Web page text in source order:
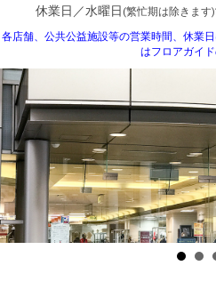
休業日／水曜日 (繁忙期は除きます)
各店舗、公共公益施設等の営業時間、休業日
はフロアガイ